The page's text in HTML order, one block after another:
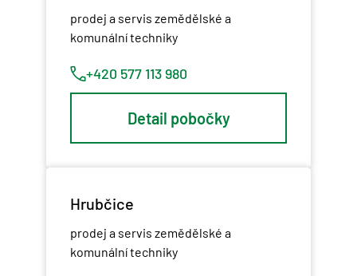
prodej a servis zemědělské a
komunální techniky
+420 577 113 980
Detail pobočky
Hrubčice
prodej a servis zemědělské a
komunální techniky